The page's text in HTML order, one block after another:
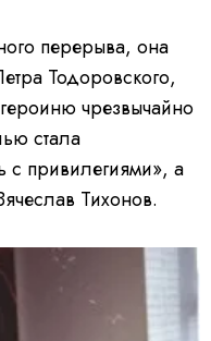
перерыва, она
Тодоровского,
чрезвычайно
стала
привилегиями», а
Тихонов.